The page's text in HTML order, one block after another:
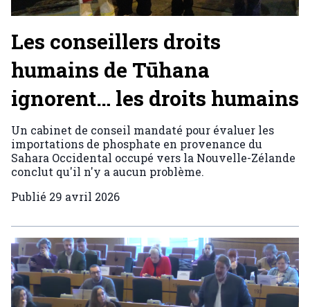
Les conseillers droits
humains de Tūhana
ignorent… les droits humains
Un cabinet de conseil mandaté pour évaluer les
importations de phosphate en provenance du
Sahara Occidental occupé vers la Nouvelle-Zélande
conclut qu'il n'y a aucun problème.
Publié 29 avril 2026